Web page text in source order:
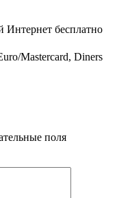
Интернет бесплатно
Mastercard, Diners
поля